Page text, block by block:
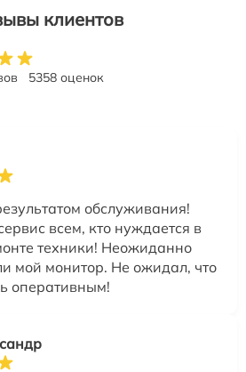
клиентов
5358 оценок
обслуживания!
всем, кто нуждается в
техники! Неожиданно
мой монитор. Не ожидал, что
оперативным!